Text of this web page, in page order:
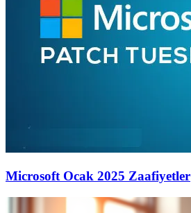
Microsoft Ocak 2025 Zaafiyetler